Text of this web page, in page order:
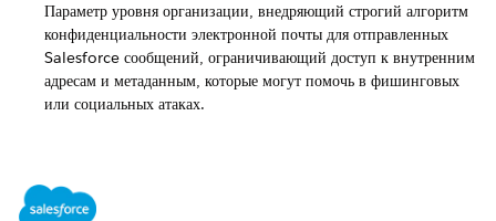
Параметр уровня организации, внедряющий строгий алгоритм
конфиденциальности электронной почты для отправленных
Salesforce сообщений, ограничивающий доступ к внутренним
адресам и метаданным, которые могут помочь в фишинговых
или социальных атаках.
Переключатель уровня организации, позволяющий Salesforce
согласовывать свои действия с ожидаемыми стандартами